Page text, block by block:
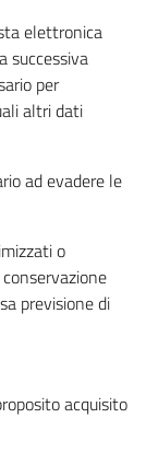
elettronica
successiva
per
altri dati
ad evadere le
o
previsione di
acquisito